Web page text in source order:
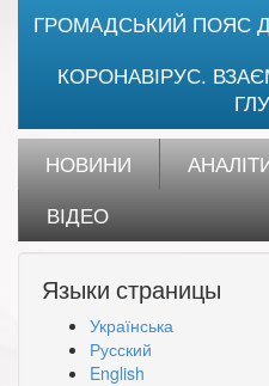
ГРОМАДСЬКИЙ ПОЯС
КОРОНАВІРУС.
НОВИНИ
ВІДЕО
Языки страницы
Українська
Русский
English